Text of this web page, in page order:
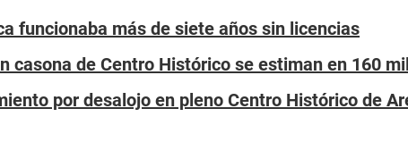
funcionaba más de siete años sin licencias
casona de Centro Histórico se estiman en 160
por desalojo en pleno Centro Histórico de